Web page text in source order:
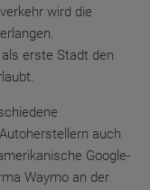
wird die
erste Stadt den
auch
Google-
Waymo an der